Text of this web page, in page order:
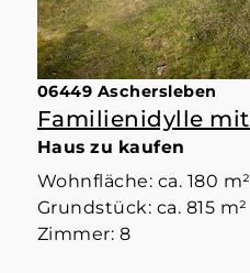
06449 Aschersleben
Haus zu kaufen
Wohnfläche: ca. 180 m²
Grundstück: ca. 815 m²
Zimmer: 8